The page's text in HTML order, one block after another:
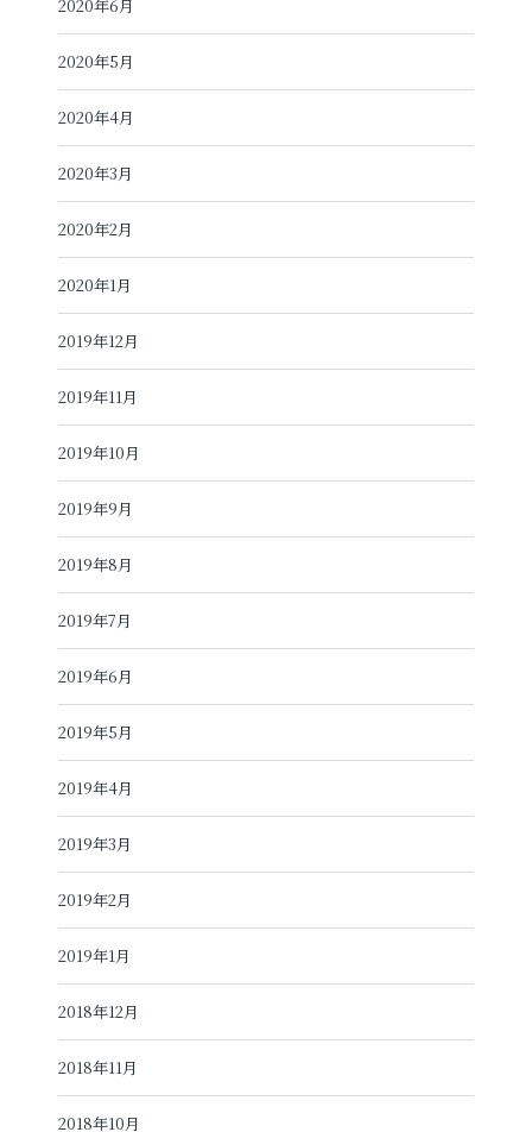
2020年6月
2020年5月
2020年4月
2020年3月
2020年2月
2020年1月
2019年12月
2019年11月
2019年10月
2019年9月
2019年8月
2019年7月
2019年6月
2019年5月
2019年4月
2019年3月
2019年2月
2019年1月
2018年12月
2018年11月
2018年10月